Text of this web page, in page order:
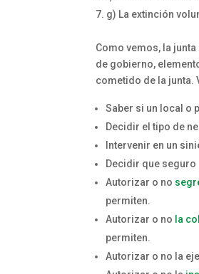
g) La extinción
Como vemos, la
de gobierno,
cometido de la junta.
Saber si un local o
Decidir el tipo de
Intervenir en un
Decidir que
Autorizar o no
permiten.
Autorizar o no la
permiten.
Autorizar o no la